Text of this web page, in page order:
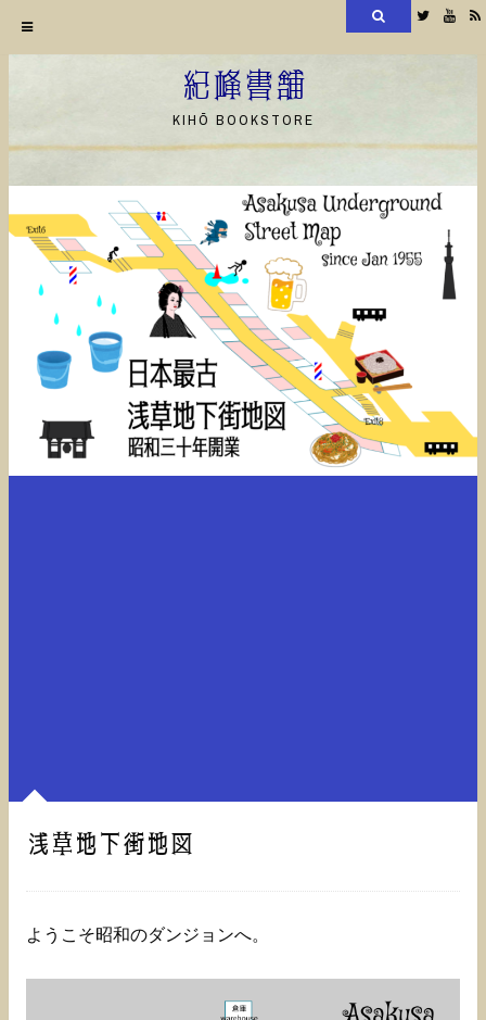
ン
ツ
へ
Twitter
紀峰書舗
KIHŌ BOOKSTORE
浅草地下街地図
ようこそ昭和のダンジョンへ。